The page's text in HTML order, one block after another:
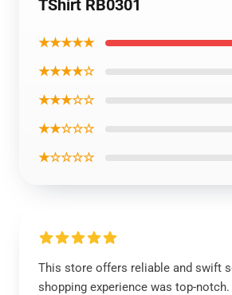
TShirt RB0301
★★★★★
★★★★☆
★★★☆☆
★★☆☆☆
★☆☆☆☆
This store offers reliable and swift
shopping experience was top-notch.